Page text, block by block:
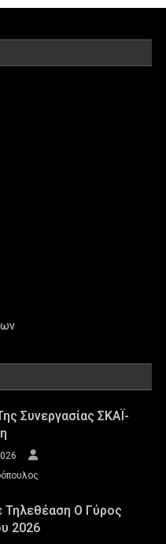
Συνεργασίας ΣΚΑΪ-
Τηλεθέαση Ο Γύρος
2026